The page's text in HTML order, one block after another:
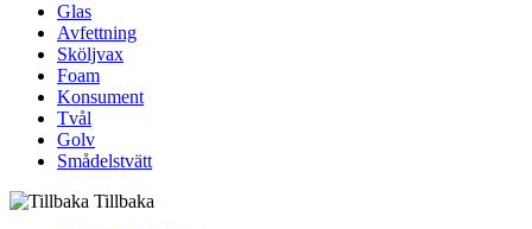
Glas
Avfettning
Sköljvax
Foam
Konsument
Tvål
Golv
Smådelstvätt
Tillbaka